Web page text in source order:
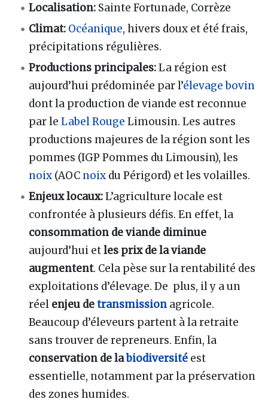
Localisation: Sainte Fortunade, Corrèze
Climat: Océanique, hivers doux et été frais,
précipitations régulières.
Productions principales:La région est
aujourd’hui prédominée par l’élevage bovin
dont la production de viande est reconnue
par leLabel Rouge Limousin. Les autres
productions majeures de la région sont les
pommes (IGP Pommes du Limousin), les
noix (AOC noix du Périgord) et les volailles.
Enjeux locaux:L’agriculture locale est
confrontée à plusieurs défis. En effet, la
consommation de viande diminue
aujourd’hui etles prix de la viande
augmentent. Cela pèse sur la rentabilité des
exploitations d’élevage. De plus, il y a un
réel enjeu detransmission agricole.
Beaucoup d’éleveurs partent à la retraite
sans trouver de repreneurs. Enfin, la
conservation de labiodiversité est
essentielle, notamment par la préservation
des zones humides.